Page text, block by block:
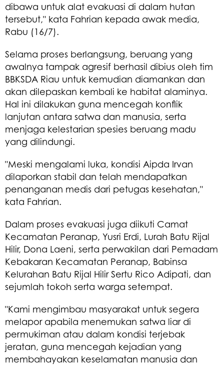
dibawa untuk alat evakuasi di dalam hutan
tersebut," kata Fahrian kepada awak media,
Rabu (16/7).
Selama proses berlangsung, beruang yang
awalnya tampak agresif berhasil dibius oleh tim
BBKSDA Riau untuk kemudian diamankan dan
akan dilepaskan kembali ke habitat alaminya.
Hal ini dilakukan guna mencegah konflik
lanjutan antara satwa dan manusia, serta
menjaga kelestarian spesies beruang madu
yang dilindungi.
"Meski mengalami luka, kondisi Aipda Irvan
dilaporkan stabil dan telah mendapatkan
penanganan medis dari petugas kesehatan,"
kata Fahrian.
Dalam proses evakuasi juga diikuti Camat
Kecamatan Peranap, Yusri Erdi, Lurah Batu Rijal
Hilir, Dona Laeni, serta perwakilan dari Pemadam
Kebakaran Kecamatan Peranap, Babinsa
Kelurahan Batu Rijal Hilir Sertu Rico Adipati, dan
sejumlah tokoh serta warga setempat.
"Kami mengimbau masyarakat untuk segera
melapor apabila menemukan satwa liar di
permukiman atau dalam kondisi terjebak
jeratan, guna mencegah kejadian yang
membahayakan keselamatan manusia dan